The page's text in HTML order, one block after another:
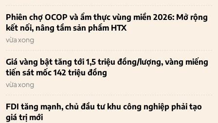
Phiên chợ OCOP và ẩm thực vùng miền 2026: Mở rộng
kết nối, nâng tầm sản phẩm HTX
vừa xong
Giá vàng bật tăng tới 1,5 triệu đồng/lượng, vàng miếng
tiến sát mốc 142 triệu đồng
vừa xong
FDI tăng mạnh, chủ đầu tư khu công nghiệp phải tạo
giá trị mới